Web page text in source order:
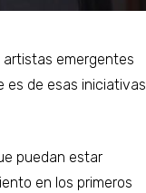
artistas emergentes
es de esas iniciativas
puedan estar
en los primeros